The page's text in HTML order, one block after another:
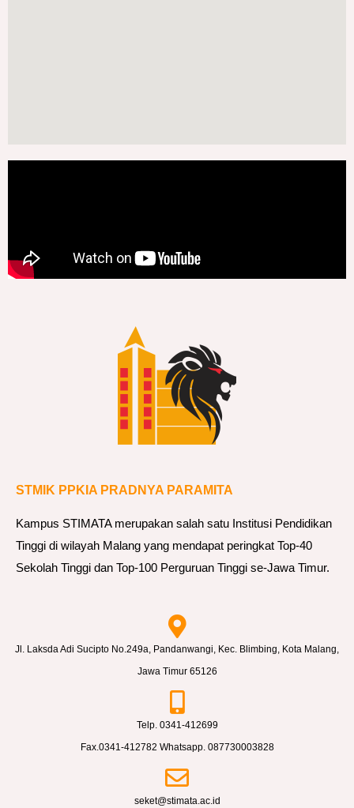
STMIK PPKIA PRADNYA PARAMITA
Kampus STIMATA merupakan salah satu Institusi Pendidikan
Tinggi di wilayah Malang yang mendapat peringkat Top-40
Sekolah Tinggi dan Top-100 Perguruan Tinggi se-Jawa Timur.
Jl. Laksda Adi Sucipto No.249a, Pandanwangi, Kec. Blimbing, Kota Malang,
Jawa Timur 65126
Telp. 0341-412699
Fax.0341-412782 Whatsapp. 087730003828
seket@stimata.ac.id